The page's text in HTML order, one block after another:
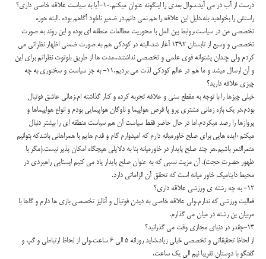
درست از آب در می آید.سوال بعدی را اینگونه عنوان میکنم.۱۰-آیا به سیاست علاقه خاصی داری؟
راستش را بخواهید بله.دلیل این علاقه را هم نمی دانم.در ضمیر ناخود آگاهم بوده .البته حوزه
تخصصی من در سیاست،روابط بین المل با محوریت مطالعات منطقه ای بوده و این روند به صورت
تخصصی و وسیع از تابستان ۱۳۹۲ آغاز شد.البته در کودکی هم به صورت ضمنی اظهار نظراتی می
کردم ولی چندان پشتوانه قوی علمی و تخصصی نداشتند..مدت ها از طریق بلوتوث نظراتم برای این
و آن ارسال میشد و ما هم در عالم کودکی لذت می بردیم.۱۱- به جز سیاست و سخنوری به چه
چیزی علاقه دارید؟
خیلی چیزها را با توجه به مقطع سنی و علاقه تجربه کرده و کنار گذاشته ام.زمانی عاشق فوتبال
بودم.در یک بازه زمانی مشتری پرو پا قرص هواپیما و ناوگان هواپیمایی بودم و انواع هواپیماها و
پروازها را رصد میکردم.اما در حال حاضر فقط سیاست آن هم سیاست منطقه ای را بیشتر دنبال
میکنم۰ایده هایی برای صلح خاورمیانه دارم که امیدوارم گام و قدم هایم با همراهانی باشدکه بتوانیم
مثمرالثمر باشیم.هر چند صلح پایدار در خاورمیانه بنا به دلایلی هیچگاه امکان پذیر نیست.(مگر با
ظهور حضرت حجت). آن مزیت نسبی که به عنوان صلح پایدار یاد می کنیم ایستایی راهبردی در
محیط داینامیک خاور میانه است که تحقق آن الزاماتی دارد.
۱۲- به چه رشته ی ورزشی علاقه داری؟
فعالیت ورزشی که ندارم.ولی علاقه خاصی به دیدن فوتبال و آنالیز تخصصی بازی ها دارم و گاها با
مربیان ین رشته در میان می گذارم.
۱۳-چقدر در دنیای مجازی وقت می گذرانید؟
از لحاظ تحقیقاتی و تخصصی خیلی زیاد.شاید روزانه ۵ الی ۶ ساعت.ولی از لحاظ ارتباطی و گپ و
گفتگو با دوستان تقریبا نیم الی یک ساعت.